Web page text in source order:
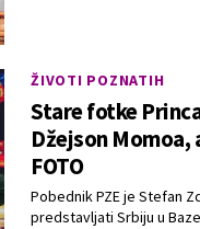
ŽIVOTI POZNATIH
Stare fotke
Džejson Momoa,
FOTO
Pobednik PZE je Stefan
predstavljati Srbiju u